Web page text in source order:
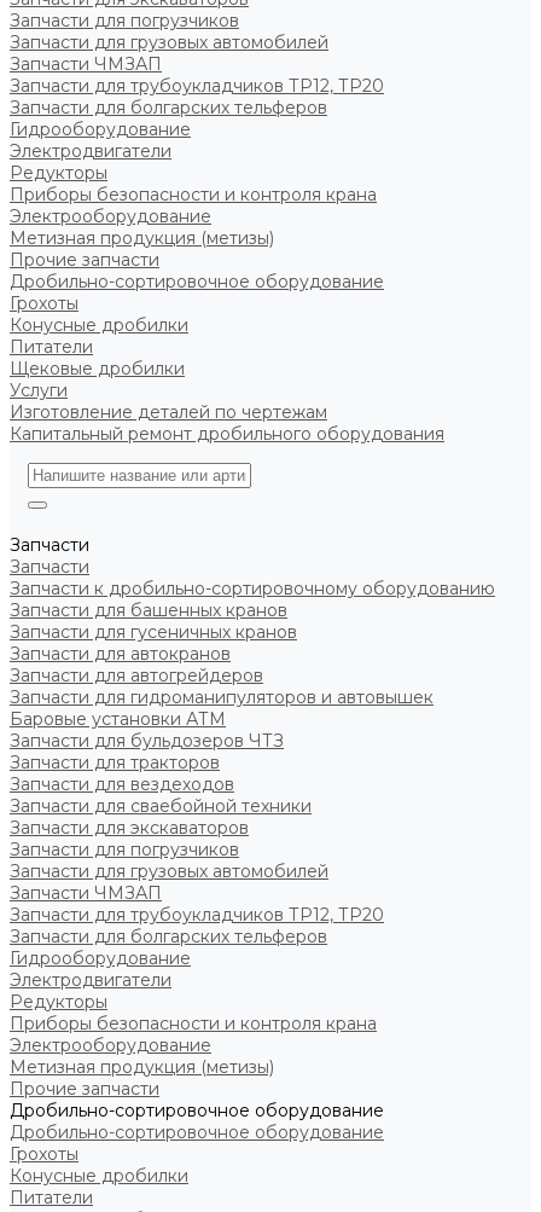
Запчасти для погрузчиков
Запчасти для грузовых автомобилей
Запчасти ЧМЗАП
Запчасти для трубоукладчиков ТР12, ТР20
Запчасти для болгарских тельферов
Гидрооборудование
Электродвигатели
Редукторы
Приборы безопасности и контроля крана
Электрооборудование
Метизная продукция (метизы)
Прочие запчасти
Дробильно-сортировочное оборудование
Грохоты
Конусные дробилки
Питатели
Щековые дробилки
Услуги
Изготовление деталей по чертежам
Капитальный ремонт дробильного оборудования
Запчасти
Запчасти
Запчасти к дробильно-сортировочному оборудованию
Запчасти для башенных кранов
Запчасти для гусеничных кранов
Запчасти для автокранов
Запчасти для автогрейдеров
Запчасти для гидроманипуляторов и автовышек
Баровые установки АТМ
Запчасти для бульдозеров ЧТЗ
Запчасти для тракторов
Запчасти для вездеходов
Запчасти для сваебойной техники
Запчасти для экскаваторов
Запчасти для погрузчиков
Запчасти для грузовых автомобилей
Запчасти ЧМЗАП
Запчасти для трубоукладчиков ТР12, ТР20
Запчасти для болгарских тельферов
Гидрооборудование
Электродвигатели
Редукторы
Приборы безопасности и контроля крана
Электрооборудование
Метизная продукция (метизы)
Прочие запчасти
Дробильно-сортировочное оборудование
Дробильно-сортировочное оборудование
Грохоты
Конусные дробилки
Питатели